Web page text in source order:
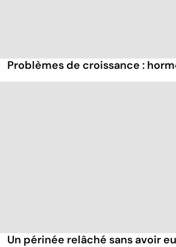
Problèmes de croissance :
Un périnée relâché sans avoir